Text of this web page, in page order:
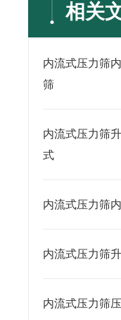
相关
内流式压力筛
筛
内流式压力筛
式
内流式压力筛
内流式压力筛
内流式压力筛